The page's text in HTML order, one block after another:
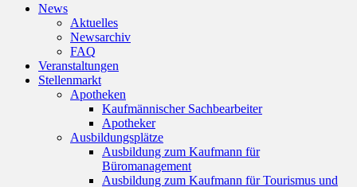
News
Aktuelles
Newsarchiv
FAQ
Veranstaltungen
Stellenmarkt
Apotheken
Kaufmännischer Sachbearbeiter
Apotheker
Ausbildungsplätze
Ausbildung zum Kaufmann für
Büromanagement
Ausbildung zum Kaufmann für Tourismus und